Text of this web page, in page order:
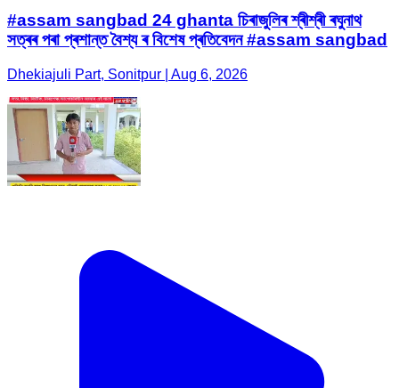
#assam sangbad 24 ghanta চিৰাজুলিৰ শ্ৰীশ্ৰী ৰঘুনাথ
সত্ৰৰ পৰা প্ৰশান্ত বৈশ্য ৰ বিশেষ প্ৰতিবেদন #assam sangbad
Dhekiajuli Part, Sonitpur | Aug 6, 2026